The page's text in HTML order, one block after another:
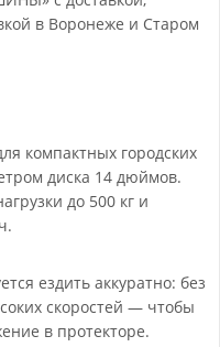
в Воронеже и Старом
компактных городских
диска 14 дюймов.
до 500 кг и
ездить аккуратно: без
скоростей — чтобы
в протекторе.